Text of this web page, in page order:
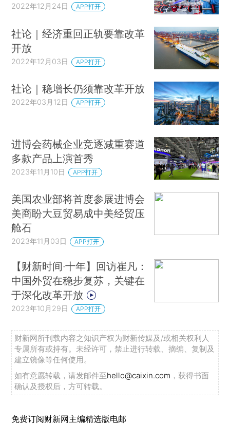
2022年12月24日 APP打开
社论｜经济重回正轨要靠改革
开放
2022年12月03日 APP打开
社论｜稳增长仍须靠改革开放
2022年03月12日 APP打开
进博会药械企业竞逐减重赛道
多款产品上演首秀
2023年11月10日 APP打开
美国农业部将首度参展进博会
美商盼大豆贸易成中美经贸压
舱石
2023年11月03日 APP打开
【财新时间·十年】回访崔凡：
中国外贸在稳步复苏，关键在
于深化改革开放
2023年10月29日 APP打开
财新网所刊载内容之知识产权为财新传媒及/或相关权利人
专属所有或持有。未经许可，禁止进行转载、摘编、复制及
建立镜像等任何使用。
如有意愿转载，请发邮件至hello@caixin.com ，获得书面
确认及授权后，方可转载。
免费订阅财新网主编精选版电邮